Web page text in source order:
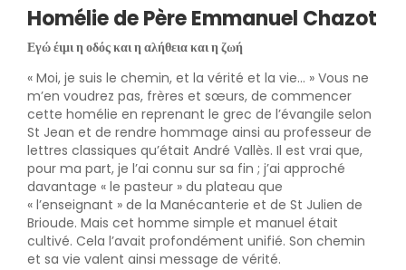
Homélie de Père Emmanuel Chazot
Εγώ έιμι η οδός και η αλήθεια και η ζωή
« Moi, je suis le chemin, et la vérité et la vie… » Vous ne
m’en voudrez pas, frères et sœurs, de commencer
cette homélie en reprenant le grec de l’évangile selon
St Jean et de rendre hommage ainsi au professeur de
lettres classiques qu’était André Vallès. Il est vrai que,
pour ma part, je l’ai connu sur sa fin ; j’ai approché
davantage « le pasteur » du plateau que
« l’enseignant » de la Manécanterie et de St Julien de
Brioude. Mais cet homme simple et manuel était
cultivé. Cela l’avait profondément unifié. Son chemin
et sa vie valent ainsi message de vérité.